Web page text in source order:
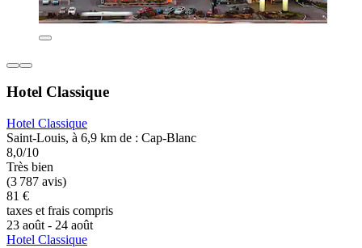
Hotel Classique
Hotel Classique
Saint-Louis, à 6,9 km de : Cap-Blanc
8,0/10
Très bien
(3 787 avis)
81 €
taxes et frais compris
23 août - 24 août
Hotel Classique